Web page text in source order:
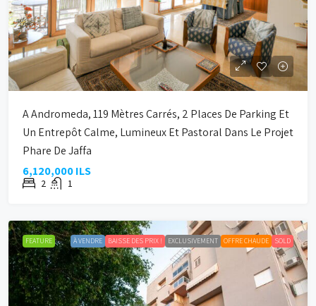
A Andromeda, 119 Mètres Carrés, 2 Places De Parking Et
Un Entrepôt Calme, Lumineux Et Pastoral Dans Le Projet
Phare De Jaffa
6,120,000 ILS
2 1
FEATURE À VENDRE BAISSE DES PRIX ! EXCLUSIVEMENT OFFRE CHAUDE SOLD